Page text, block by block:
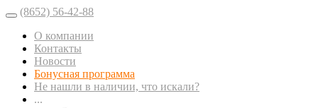
(8652) 56-42-88
О компании
Контакты
Новости
Бонусная программа
Не нашли в наличии, что искали?
...